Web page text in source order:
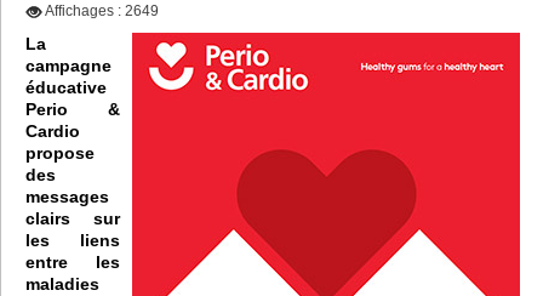
Affichages : 2649
La
campagne
éducative
Perio &
Cardio
propose
des
messages
clairs sur
les liens
entre les
maladies